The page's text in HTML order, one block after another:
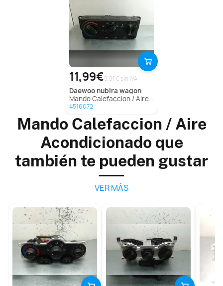
11,99€9.91 € sin IVA
daewoo nubira wagon
Mando Calefaccion / Aire Acondicionado Para Daewoo Nubira Wagon
4516072
Mando Calefaccion / Aire
Acondicionado que
también te pueden gustar
VER MÁS